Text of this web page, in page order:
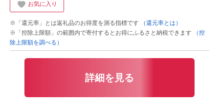
お気に入り
※「還元率」とは返礼品のお得度を測る指標です
（還元率とは）
※「控除上限額」の範囲内で寄付するとお得にふるさと納税できます
（控
除上限額を調べる）
詳細を見る